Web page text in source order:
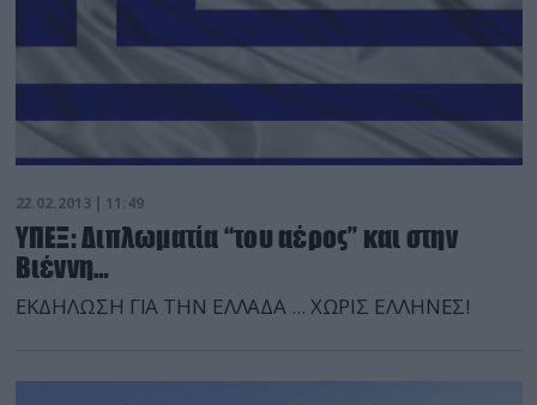
22.02.2013 | 11:49
ΥΠΕΞ: Διπλωματία “του αέρος” και στην
Βιέννη…
ΕΚΔΗΛΩΣΗ ΓΙΑ ΤΗΝ ΕΛΛΑΔΑ ... ΧΩΡΙΣ ΕΛΛΗΝΕΣ!